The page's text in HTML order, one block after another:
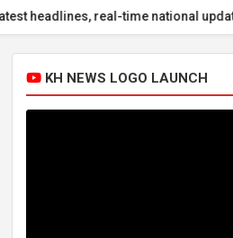
real-time national updates,
KH NEWS LOGO LAUNCH